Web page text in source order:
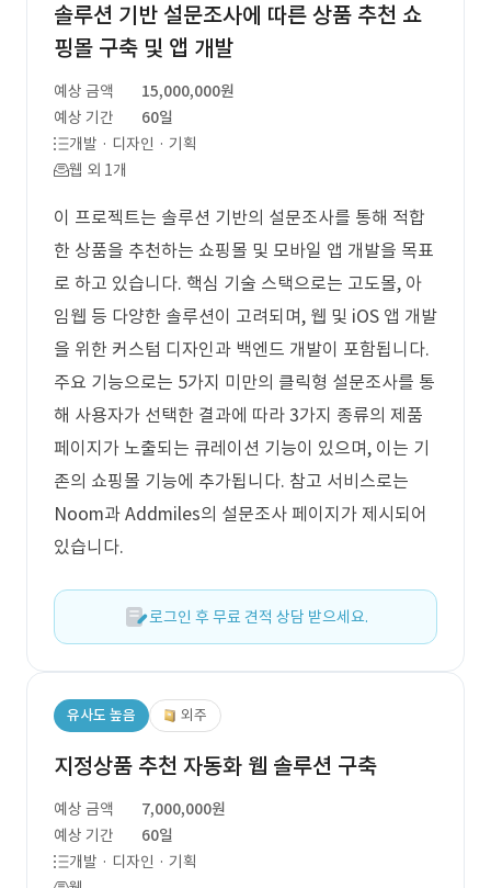
솔루션 기반 설문조사에 따른 상품 추천 쇼
핑몰 구축 및 앱 개발
예상 금액
15,000,000원
예상 기간
60일
개발 · 디자인 · 기획
웹 외 1개
이 프로젝트는 솔루션 기반의 설문조사를 통해 적합
한 상품을 추천하는 쇼핑몰 및 모바일 앱 개발을 목표
로 하고 있습니다. 핵심 기술 스택으로는 고도몰, 아
임웹 등 다양한 솔루션이 고려되며, 웹 및 iOS 앱 개발
을 위한 커스텀 디자인과 백엔드 개발이 포함됩니다.
주요 기능으로는 5가지 미만의 클릭형 설문조사를 통
해 사용자가 선택한 결과에 따라 3가지 종류의 제품
페이지가 노출되는 큐레이션 기능이 있으며, 이는 기
존의 쇼핑몰 기능에 추가됩니다. 참고 서비스로는
Noom과 Addmiles의 설문조사 페이지가 제시되어
있습니다.
로그인 후 무료 견적 상담 받으세요.
유사도 높음 외주
지정상품 추천 자동화 웹 솔루션 구축
예상 금액
7,000,000원
예상 기간
60일
개발 · 디자인 · 기획